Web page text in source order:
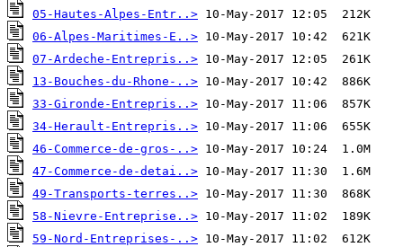
05-Hautes-Alpes-Entr..>
06-Alpes-Maritimes-E..>
07-Ardeche-Entrepris..>
13-Bouches-du-Rhone-..>
33-Gironde-Entrepris..>
34-Herault-Entrepris..>
46-Commerce-de-gros-..>
47-Commerce-de-detai..>
49-Transports-terres..>
58-Nievre-Entreprise..>
59-Nord-Entreprises-..>